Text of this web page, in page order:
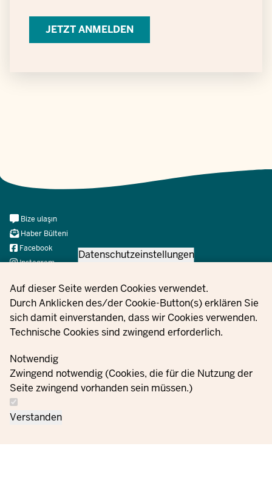
Privacy settings
Datenschutzeinstellungen
Auf dieser Seite werden Cookies verwendet.
Durch Anklicken des/der Cookie-Button(s) erklären Sie
sich damit einverstanden, dass wir Cookies verwenden.
Technische Cookies sind zwingend erforderlich.
Notwendig
Zwingend notwendig (Cookies, die für die Nutzung der
Seite zwingend vorhanden sein müssen.)
Verstanden
personenbezogener
Bize
ulaşın
Meta
Navi
Social
Bize ulaşın
Haber Bülteni
Facebook
Instagram
YouTube
© 2021 - 2026 Ministerium für Kinder, Jugend, Familie,
Gleichstellung, Flucht und Integration des Landes Nordrhein-
Westfalen